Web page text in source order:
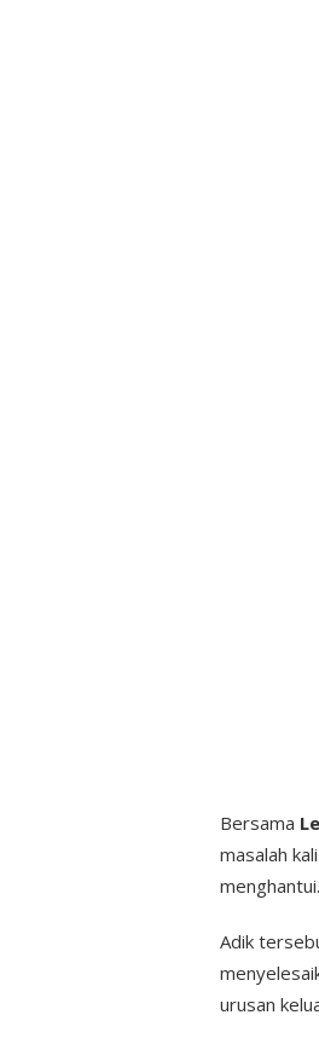
Bersama
masalah
menghantui.
Adik
urusan